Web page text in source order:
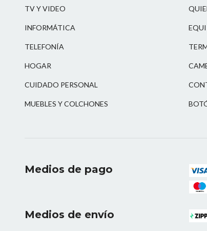
TV Y VIDEO
INFORMÁTICA
TELEFONÍA
HOGAR
CUIDADO PERSONAL
MUEBLES Y COLCHONES
Medios de pago
Medios de envío